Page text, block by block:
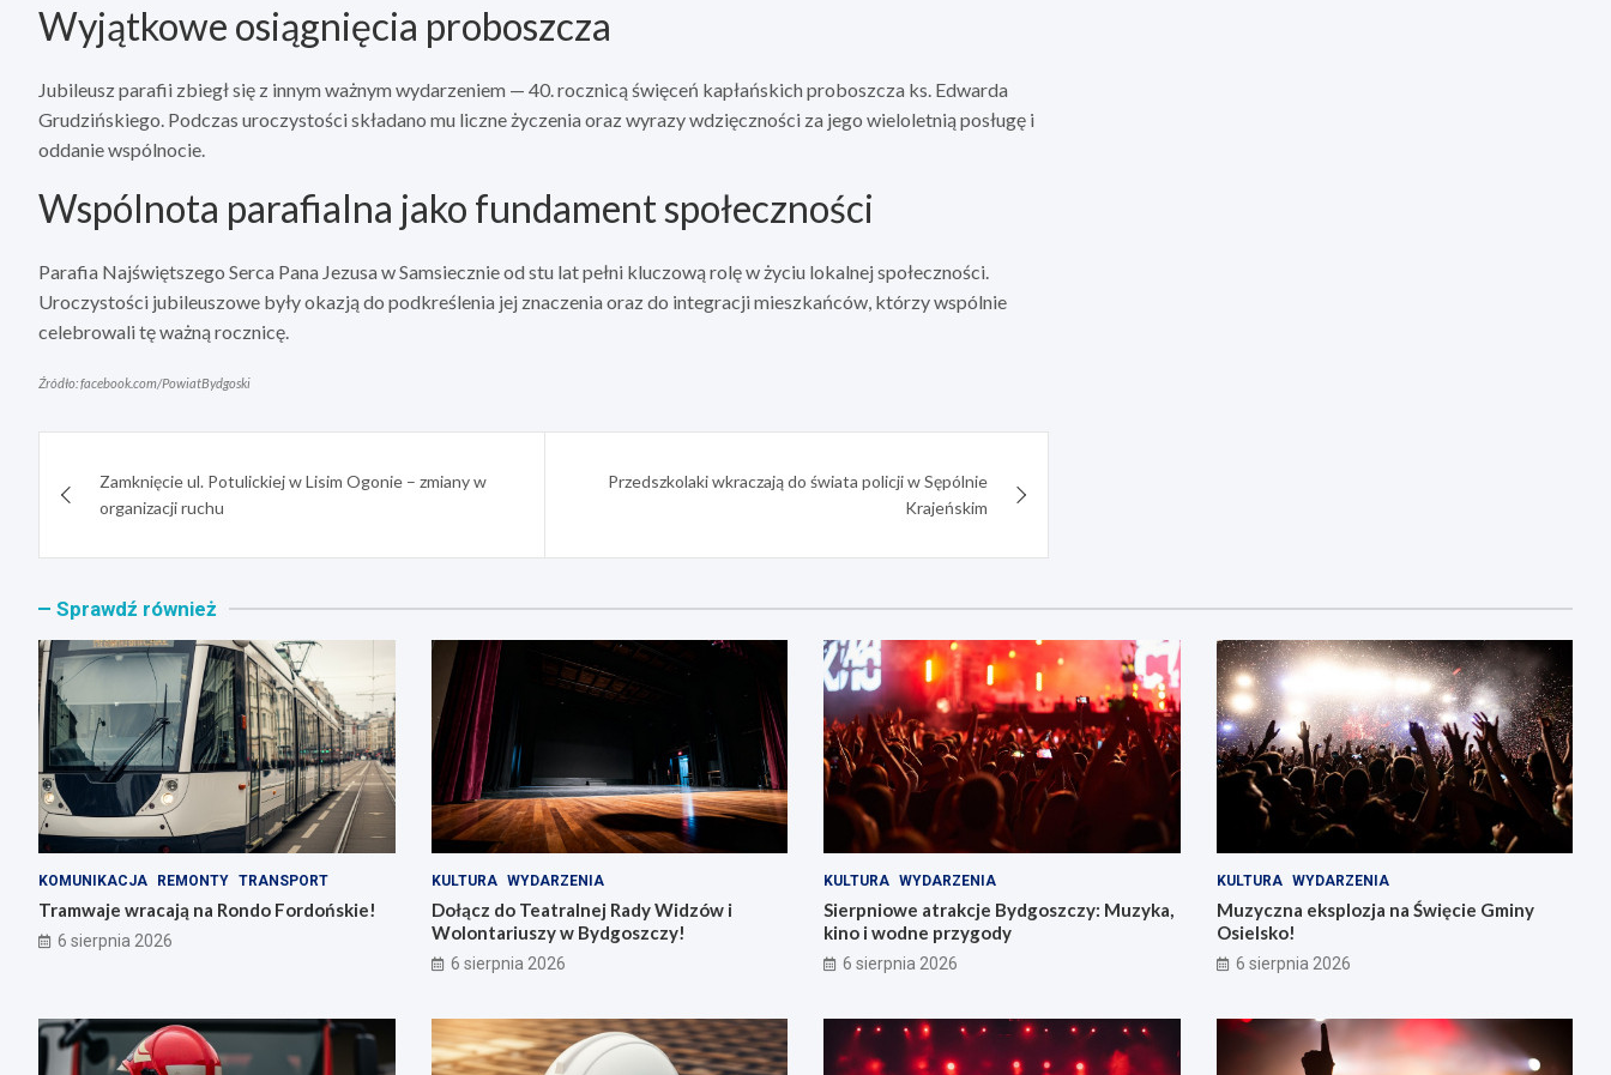
Wyjątkowe osiągnięcia proboszcza
Jubileusz parafii zbiegł się z innym ważnym wydarzeniem — 40. rocznicą święceń kapłańskich proboszcza ks. Edwarda
Grudzińskiego. Podczas uroczystości składano mu liczne życzenia oraz wyrazy wdzięczności za jego wieloletnią posługę i
oddanie wspólnocie.
Wspólnota parafialna jako fundament społeczności
Parafia Najświętszego Serca Pana Jezusa w Samsiecznie od stu lat pełni kluczową rolę w życiu lokalnej społeczności.
Uroczystości jubileuszowe były okazją do podkreślenia jej znaczenia oraz do integracji mieszkańców, którzy wspólnie
celebrowali tę ważną rocznicę.
Źródło: facebook.com/PowiatBydgoski
wpisuZamknięcie ul. Potulickiej w Lisim Ogonie – zmiany w
organizacji ruchu
Przedszkolaki wkraczają do świata policji w Sępólnie
Krajeńskim
Sprawdź również
KOMUNIKACJA REMONTY TRANSPORT
Tramwaje wracają na Rondo Fordońskie!
6 sierpnia 2026
KULTURA WYDARZENIA
Dołącz do Teatralnej Rady Widzów i
Wolontariuszy w Bydgoszczy!
6 sierpnia 2026
KULTURA WYDARZENIA
Sierpniowe atrakcje Bydgoszczy: Muzyka,
kino i wodne przygody
6 sierpnia 2026
KULTURA WYDARZENIA
Muzyczna eksplozja na Święcie Gminy
Osielsko!
6 sierpnia 2026